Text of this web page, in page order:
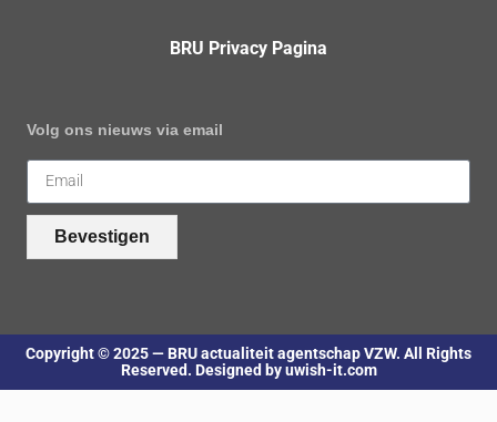
BRU Privacy Pagina
Volg ons nieuws via email
Bevestigen
Copyright © 2025 — BRU actualiteit agentschap VZW. All Rights
Reserved. Designed by uwish-it.com